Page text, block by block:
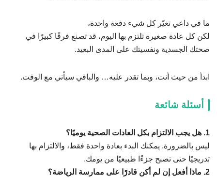
ما في داعي تغيّر كل شيء دفعة واحدة،
لكن كل عادة صغيرة تلتزم بها اليوم، قد تصنع فرقًا كبيرًا في
صحتك الجسدية ونفسيتك على المدى البعيد.
ابدأ من حيث أنت، وبما تقدر عليه… والباقي سيأتي مع الوقت.
أسئلة شائعة
1. هل يجب الالتزام بكل العادات الصحية يوميًا؟
ليس بالضرورة. يمكنك البدء بعادة واحدة فقط، والالتزام بها
تدريجيًا حتى تصبح جزءًا طبيعيًا من يومك.
2. ماذا أفعل إن لم أكن قادرًا على ممارسة الرياضة؟